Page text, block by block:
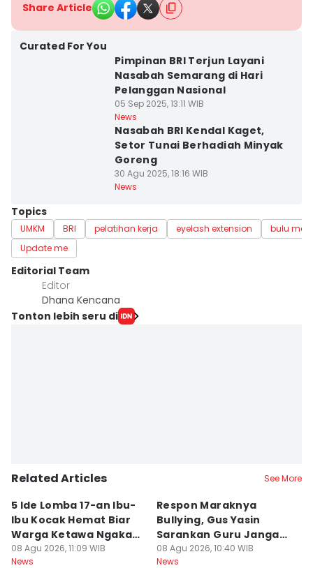
Share Article
Curated For You
Pimpinan BRI Terjun Layani
Nasabah Semarang di Hari
Pelanggan Nasional
05 Sep 2025, 13:11 WIB
News
Nasabah BRI Kendal Kaget,
Setor Tunai Berhadiah Minyak
Goreng
30 Agu 2025, 18:16 WIB
News
Topics
UMKM BRI pelatihan kerja eyelash extension
bulu
Update me
Editorial Team
Editor
Dhana Kencana
Tonton lebih seru di
Related Articles See More
5 Ide Lomba 17-an Ibu-
Ibu Kocak Hemat Biar
Warga Ketawa Ngakak
Pas Hari Kemerdekaan
08 Agu 2026, 11:09 WIB
News
Respon Maraknya
Bullying, Gus Yasin
Sarankan Guru Jangan
Bebani Siswa
08 Agu 2026, 10:40 WIB
News